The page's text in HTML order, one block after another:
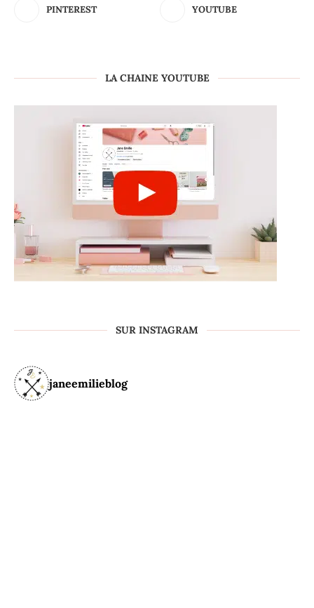
PINTEREST YOUTUBE
LA CHAINE YOUTUBE
SUR INSTAGRAM
janeemilieblog